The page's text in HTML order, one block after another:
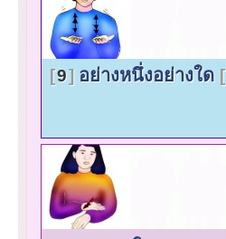
9 อย่างหนึ่งอย่างใด